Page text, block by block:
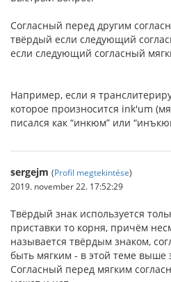
Согласный перед другим
твёрдый если следующий
если следующий согласный
Например, если я
которое произносится ink'um
писался как “инкюм” или
sergejm (Profil megtekintése)
2019. november 22. 17:52:29
Твёрдый знак используется
приставки то корня, причём
называется твёрдым знаком,
быть мягким - в этой теме выше
Согласный перед мягким